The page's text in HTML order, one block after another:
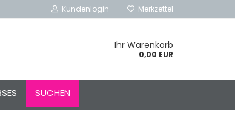
Kundenlogin Merkzettel
Ihr Warenkorb
0,00 EUR
SUCHEN